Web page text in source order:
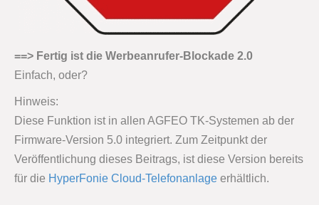
==> Fertig ist die Werbeanrufer-Blockade 2.0
Einfach, oder?
Hinweis:
Diese Funktion ist in allen AGFEO TK-Systemen ab der
Firmware-Version 5.0 integriert. Zum Zeitpunkt der
Veröffentlichung dieses Beitrags, ist diese Version bereits
für die HyperFonie Cloud-Telefonanlage erhältlich.